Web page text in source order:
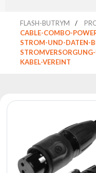
Reflektoren
Retro
DMX-
Batteriebetrieben
Produktarchiv
Suchen
FLASH-BUTRYM
CABLE-COMBO-
STROM-UND-DATEN-
KABEL-VEREINT